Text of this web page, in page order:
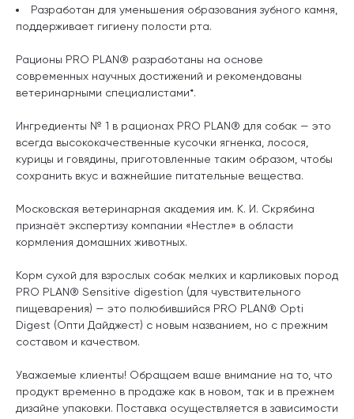
Разработан для уменьшения образования зубного камня,
поддерживает гигиену полости рта.
Рационы PRO PLAN® разработаны на основе
современных научных достижений и рекомендованы
ветеринарными специалистами*.
Ингредиенты № 1 в рационах PRO PLAN® для собак — это
всегда высококачественные кусочки ягненка, лосося,
курицы и говядины, приготовленные таким образом, чтобы
сохранить вкус и важнейшие питательные вещества.
Московская ветеринарная академия им. К. И. Скрябина
признаёт экспертизу компании «Нестле» в области
кормления домашних животных.
Корм сухой для взрослых собак мелких и карликовых пород
PRO PLAN® Sensitive digestion (для чувствительного
пищеварения) — это полюбившийся PRO PLAN® Opti
Digest (Опти Дайджест) с новым названием, но с прежним
составом и качеством.
Уважаемые клиенты! Обращаем ваше внимание на то, что
продукт временно в продаже как в новом, так и в прежнем
дизайне упаковки. Поставка осуществляется в зависимости